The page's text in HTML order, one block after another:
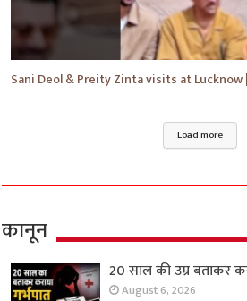
Load more
कानून
20 साल की उम्र बताकर
August 6, 2026